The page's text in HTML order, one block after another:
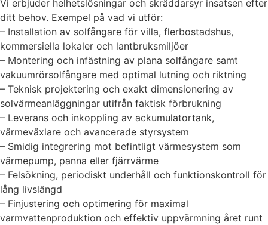
Vi erbjuder helhetslösningar och skräddarsyr insatsen efter
ditt behov. Exempel på vad vi utför:
– Installation av solfångare för villa, flerbostadshus,
kommersiella lokaler och lantbruksmiljöer
– Montering och infästning av plana solfångare samt
vakuumrörsolfångare med optimal lutning och riktning
– Teknisk projektering och exakt dimensionering av
solvärmeanläggningar utifrån faktisk förbrukning
– Leverans och inkoppling av ackumulatortank,
värmeväxlare och avancerade styrsystem
– Smidig integrering mot befintligt värmesystem som
värmepump, panna eller fjärrvärme
– Felsökning, periodiskt underhåll och funktionskontroll för
lång livslängd
– Finjustering och optimering för maximal
varmvattenproduktion och effektiv uppvärmning året runt